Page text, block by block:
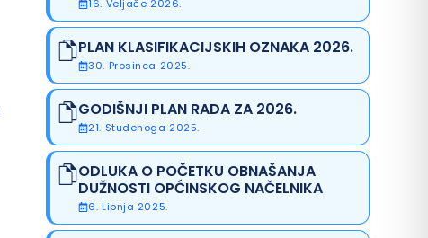
16. Veljače 2026.
PLAN KLASIFIKACIJSKIH OZNAKA 2026.
30. Prosinca 2025.
GODIŠNJI PLAN RADA ZA 2026.
21. Studenoga 2025.
ODLUKA O POČETKU OBNAŠANJA
DUŽNOSTI OPĆINSKOG NAČELNIKA
6. Lipnja 2025.